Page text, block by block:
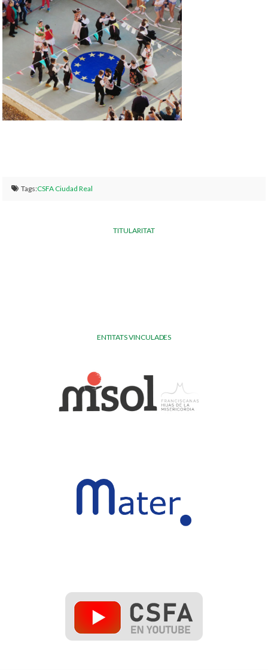
Tags:CSFA Ciudad Real
TITULARITAT
ENTITATS VINCULADES